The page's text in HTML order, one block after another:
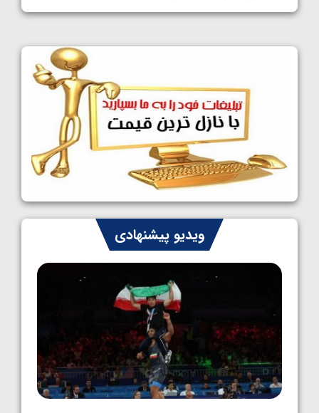
1405/05/11
کشتی آزاد نوجوانان جهان؛ رقبای نمایندگان
ایران مشخص شدند
1405/05/08
کشتی فرنگی نوجوانان جهان؛ سکوی تیمی
سوم برای ایران
1405/05/07
ایران چشم به راه چهار مدال در پنج وزن دوم
کشتی فرنگی نوجوانان جهان
1405/05/06
ویدیو پیشنهادی